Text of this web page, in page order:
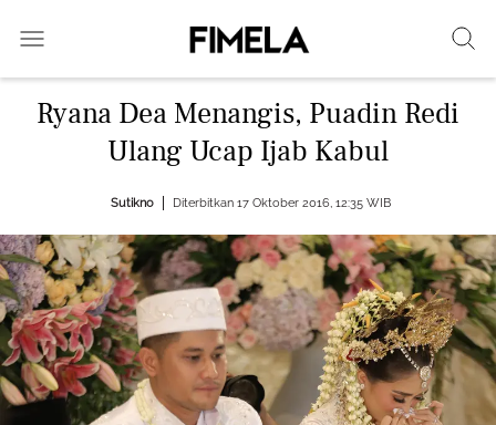
Ryana Dea Menangis, Puadin Redi
Ulang Ucap Ijab Kabul
Sutikno Diterbitkan 17 Oktober 2016, 12:35 WIB